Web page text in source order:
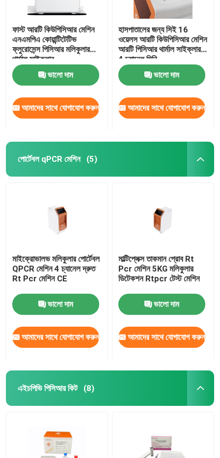
ডাইজেস্টিভ টেস্ট কিট
অ্যাকুয়াকালচার টেস্ট কিট
পোর্সিন টেস্ট কিট
ক্যানাইন ডগ টেস্ট কিট
পোকামাকড় বাহিত রোগ পরীক্ষা
নিউক্লিক অ্যাসিড নিষ্কাশন মেশিন
ফুড সেফটি র‍্যাপিড টেস্ট কিট
ওয়েস্টার্ন ব্লট ইমেজিং সিস্টেম
জৈবিক মাইক্রোস্কোপ
ফাস্ট আরটি কিউপিসিআর মেশিন
এনএমপিএ কোয়ান্টিটেটিভ
ফ্লুরোসেন্স পিসিআর মলিকুলার
থার্মাল সাইক্লার
ভালো দাম
আমাদের সাথে যোগাযোগ করুন
হাসপাতালের জন্য সিই 16
ওয়েলস আরটি কিউপিসিআর মেশিন
আরটি পিসিআর থার্মাল সাইক্লার
4 চ্যানেল মিনি
ভালো দাম
আমাদের সাথে যোগাযোগ করুন
পোর্টেবল qPCR মেশিন (5)
মাইক্রোভালভ মলিকুলার পোর্টেবল
QPCR মেশিন 4 চ্যানেল দ্রুত
Rt Pcr মেশিন CE
ভালো দাম
আমাদের সাথে যোগাযোগ করুন
মাল্টিপ্লেক্স তাকমান প্রোব Rt
Pcr মেশিন 5KG মলিকুলার
ডিটেকশন Rtpcr টেস্ট মেশিন
ভালো দাম
আমাদের সাথে যোগাযোগ করুন
এইচপিভি পিসিআর কিট (8)